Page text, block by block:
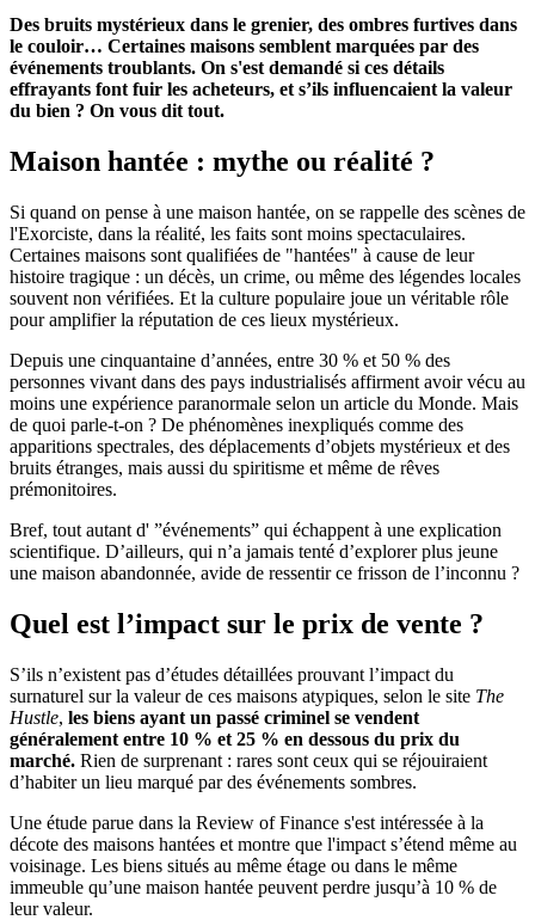
Des bruits mystérieux dans le grenier, des ombres furtives dans
le couloir… Certaines maisons semblent marquées par des
événements troublants. On s'est demandé si ces détails
effrayants font fuir les acheteurs, et s’ils influencaient la valeur
du bien ? On vous dit tout.
Maison hantée : mythe ou réalité ?
Si quand on pense à une maison hantée, on se rappelle des scènes de
l'Exorciste, dans la réalité, les faits sont moins spectaculaires.
Certaines maisons sont qualifiées de "hantées" à cause de leur
histoire tragique : un décès, un crime, ou même des légendes locales
souvent non vérifiées. Et la culture populaire joue un véritable rôle
pour amplifier la réputation de ces lieux mystérieux.
Depuis une cinquantaine d’années, entre 30 % et 50 % des
personnes vivant dans des pays industrialisés affirment avoir vécu au
moins une expérience paranormale selon un article du Monde. Mais
de quoi parle-t-on ? De phénomènes inexpliqués comme des
apparitions spectrales, des déplacements d’objets mystérieux et des
bruits étranges, mais aussi du spiritisme et même de rêves
prémonitoires.
Bref, tout autant d' ”événements” qui échappent à une explication
scientifique. D’ailleurs, qui n’a jamais tenté d’explorer plus jeune
une maison abandonnée, avide de ressentir ce frisson de l’inconnu ?
Quel est l’impact sur le prix de vente ?
S’ils n’existent pas d’études détaillées prouvant l’impact du
surnaturel sur la valeur de ces maisons atypiques, selon le site The
Hustle, les biens ayant un passé criminel se vendent
généralement entre 10 % et 25 % en dessous du prix du
marché. Rien de surprenant : rares sont ceux qui se réjouiraient
d’habiter un lieu marqué par des événements sombres.
Une étude parue dans la Review of Finance s'est intéressée à la
décote des maisons hantées et montre que l'impact s’étend même au
voisinage. Les biens situés au même étage ou dans le même
immeuble qu’une maison hantée peuvent perdre jusqu’à 10 % de
leur valeur.